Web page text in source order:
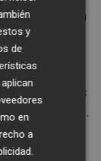
edición
del
partidas
y se
plataformas
del mundial.
premios
y
de
en
a
.